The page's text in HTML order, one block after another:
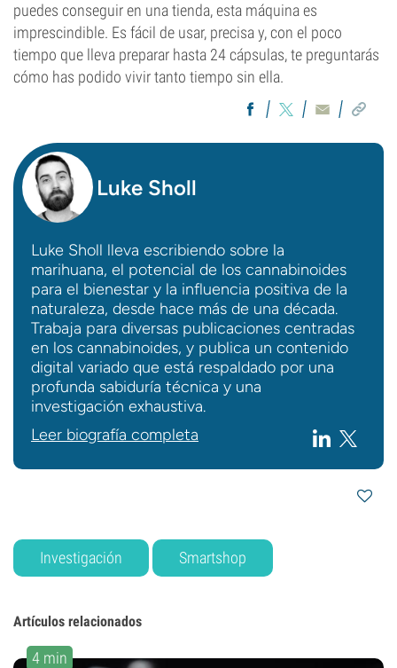
puedes conseguir en una tienda, esta máquina es
imprescindible. Es fácil de usar, precisa y, con el poco
tiempo que lleva preparar hasta 24 cápsulas, te preguntarás
cómo has podido vivir tanto tiempo sin ella.
Luke Sholl
Luke Sholl lleva escribiendo sobre la
marihuana, el potencial de los cannabinoides
para el bienestar y la influencia positiva de la
naturaleza, desde hace más de una década.
Trabaja para diversas publicaciones centradas
en los cannabinoides, y publica un contenido
digital variado que está respaldado por una
profunda sabiduría técnica y una
investigación exhaustiva.
Leer biografía completa
Investigación Smartshop
Artículos relacionados
4 min